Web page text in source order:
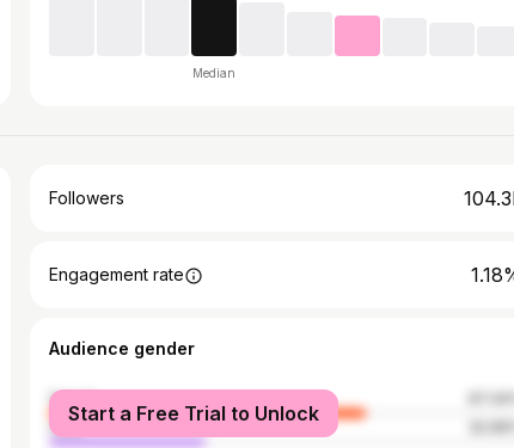
Median
Followers
Engagement rate
Audience gender
female
male
Start a Free Trial to Unlock